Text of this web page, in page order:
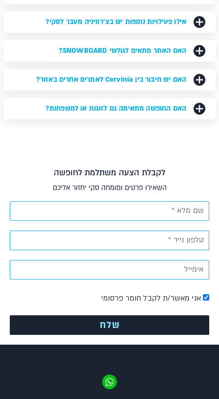
אילו פעילויות נוספות יש בצ'רוויניה מעבר לסקי?
האם האתר מתאים לגולשי SNOWBOARD?
האם יש חיבור בין Cervinia לאתרים אחרים באזור?
האם החופשה מתאימה גם לזוגות או למשפחות?
לקבלת הצעה משתלמת לחופשה
השאירו פרטים ומומחה סקי יחזור אליכם
אני מאשר/ת לקבל חומר פרסומי